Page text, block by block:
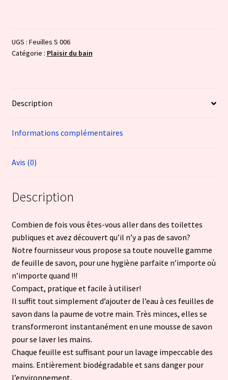
UGS : Feuilles S 006
Catégorie : Plaisir du bain
Description
Informations complémentaires
Avis (0)
Description
Combien de fois vous êtes-vous aller dans des toilettes
publiques et avez découvert qu’il n’y a pas de savon?
Notre fournisseur vous propose sa toute nouvelle gamme
de feuille de savon, pour une hygiène parfaite n’importe où
n’importe quand !!!
Compact, pratique et facile à utiliser!
Il suffit tout simplement d’ajouter de l’eau à ces feuilles de
savon dans la paume de votre main. Très minces, elles se
transformeront instantanément en une mousse de savon
pour se laver les mains.
Chaque feuille est suffisant pour un lavage impeccable des
mains. Entièrement biodégradable et sans danger pour
l’environnement.